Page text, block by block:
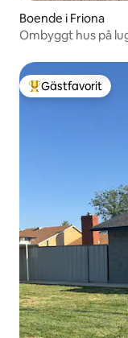
Boende i Friona
Ombyggt hus på
Populär gästfavorit
Gästfavorit